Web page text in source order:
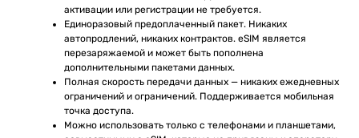
активации или регистрации не требуется.
Единоразовый предоплаченный пакет. Никаких
автопродлений, никаких контрактов. eSIM является
перезаряжаемой и может быть пополнена
дополнительными пакетами данных.
Полная скорость передачи данных — никаких ежедневных
ограничений и ограничений. Поддерживается мобильная
точка доступа.
Можно использовать только с телефонами и планшетами,